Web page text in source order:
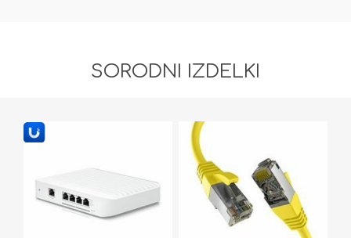
SORODNI IZDELKI